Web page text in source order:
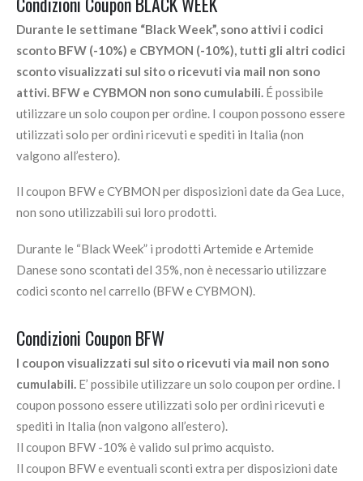
Durante le settimane “Black Week”, sono attivi i codici
sconto BFW (-10%) e CBYMON (-10%), tutti gli altri codici
sconto visualizzati sul sito o ricevuti via mail non sono
attivi. BFW e CYBMON non sono cumulabili. É possibile
utilizzare un solo coupon per ordine. I coupon possono essere
utilizzati solo per ordini ricevuti e spediti in Italia (non
valgono all’estero).
Il coupon BFW e CYBMON per disposizioni date da Gea Luce,
non sono utilizzabili sui loro prodotti.
Durante le “Black Week” i prodotti Artemide e Artemide
Danese sono scontati del 35%, non è necessario utilizzare
codici sconto nel carrello (BFW e CYBMON).
Condizioni Coupon BFW
I coupon visualizzati sul sito o ricevuti via mail non sono
cumulabili. E’ possibile utilizzare un solo coupon per ordine. I
coupon possono essere utilizzati solo per ordini ricevuti e
spediti in Italia (non valgono all’estero).
Il coupon BFW -10% è valido sul primo acquisto.
Il coupon BFW e eventuali sconti extra per disposizioni date